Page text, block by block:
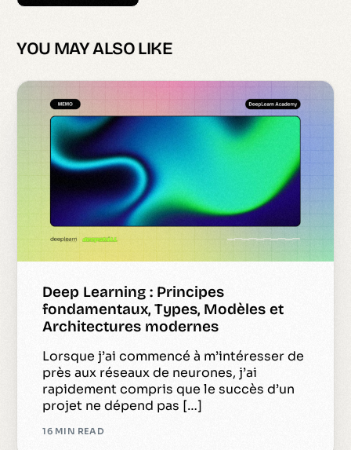
YOU MAY ALSO LIKE
Deep Learning : Principes
fondamentaux, Types, Modèles et
Architectures modernes
Lorsque j’ai commencé à m’intéresser de
près aux réseaux de neurones, j’ai
rapidement compris que le succès d’un
projet ne dépend pas […]
16 MIN READ